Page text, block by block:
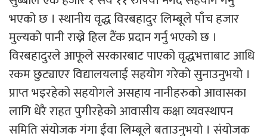
भएको छ । स्थानीय वृद्ध विरबहादुर लिम्बूले पाँच हजार
मुल्यको पानी राख्ने हिल टैंक प्रदान गर्नु भएको छ ।
विरबहादुरले आफूले सरकारबाट पाएको वृद्धभत्ताबाट आधि
रकम छुट्याएर विद्यालयलाई सहयोग गरेको सुनाउनुभयो ।
प्राप्त भइरहेको सहयोगले असहाय नानीहरुको आवासका
लागि धेरै राहत पुगीरहेको आवासीय कक्षा व्यवस्थापन
समिति संयोजक गंगा ईंवा लिम्बूले बताउनुभयो । संयोजक